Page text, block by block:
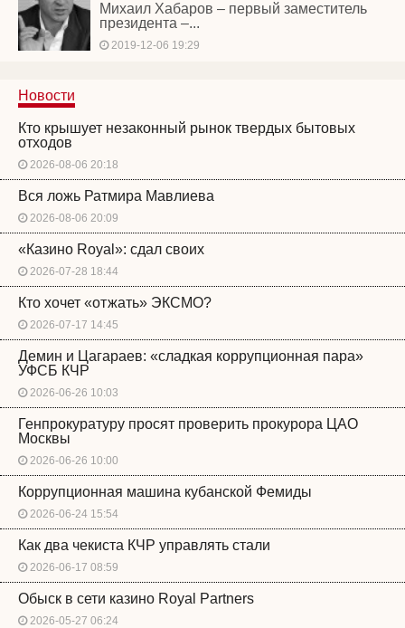
Михаил Хабаров – первый заместитель
президента –...
2019-12-06 19:29
Новости
Кто крышует незаконный рынок твердых бытовых
отходов
2026-08-06 20:18
Вся ложь Ратмира Мавлиева
2026-08-06 20:09
«Казино Royal»: сдал своих
2026-07-28 18:44
Кто хочет «отжать» ЭКСМО?
2026-07-17 14:45
Демин и Цагараев: «сладкая коррупционная пара»
УФСБ КЧР
2026-06-26 10:03
Генпрокуратуру просят проверить прокурора ЦАО
Москвы
2026-06-26 10:00
Коррупционная машина кубанской Фемиды
2026-06-24 15:54
Как два чекиста КЧР управлять стали
2026-06-17 08:59
Обыск в сети казино Royal Partners
2026-05-27 06:24